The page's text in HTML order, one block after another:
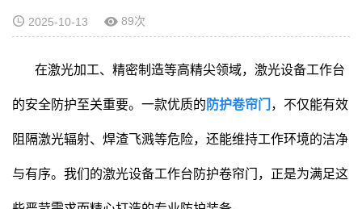
2025-10-13 89次
在激光加工、精密制造等高精尖领域，激光设备工作台
的安全防护至关重要。一款优质的 防护卷帘门 ，不仅能有效
阻隔激光辐射、焊渣飞溅等危险，还能维持工作环境的洁净
与有序。我们的激光设备工作台防护卷帘门，正是为满足这